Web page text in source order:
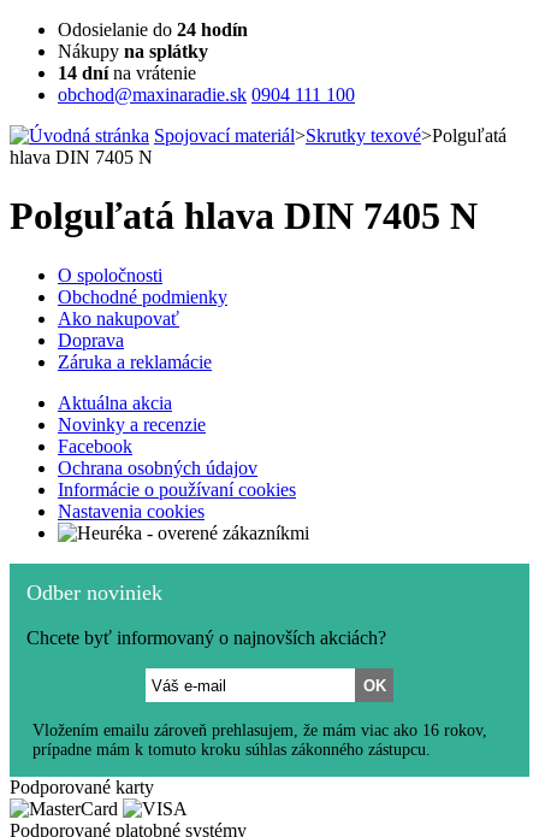
Odosielanie do 24 hodín
Nákupy na splátky
14 dnína vrátenie
obchod@maxinaradie.sk 0904 111 100
Spojovací materiál>Skrutky texové>Polguľatá
hlava DIN 7405 N
Polguľatá hlava DIN 7405 N
O spoločnosti
Obchodné podmienky
Ako nakupovať
Doprava
Záruka a reklamácie
Aktuálna akcia
Novinky a recenzie
Facebook
Ochrana osobných údajov
Informácie o používaní cookies
Nastavenia cookies
Odber noviniek
Chcete byť informovaný o najnovších akciách?
Vložením emailu zároveň prehlasujem, že mám viac ako 16 rokov,
prípadne mám k tomuto kroku súhlas zákonného zástupcu.
Podporované karty
Podporované platobné systémy